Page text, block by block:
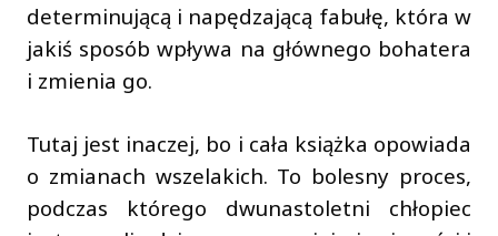
determinującą i napędzającą fabułę, która w
jakiś sposób wpływa na głównego bohatera
i zmienia go.
Tutaj jest inaczej, bo i cała książka opowiada
o zmianach wszelakich. To bolesny proces,
podczas którego dwunastoletni chłopiec